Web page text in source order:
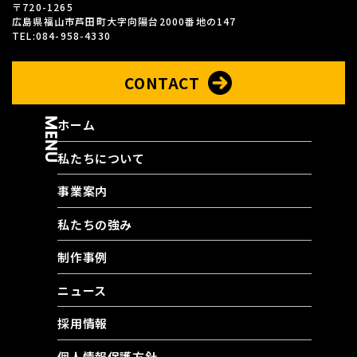
〒720-1265
広島県福山市芦田町大字向陽台2000番地の147
TEL:084-958-4330
CONTACT
MENUホーム
私たちについて
事業案内
私たちの強み
制作事例
ニュース
採用情報